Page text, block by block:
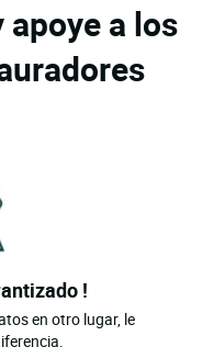
a los
!
en otro lugar, le